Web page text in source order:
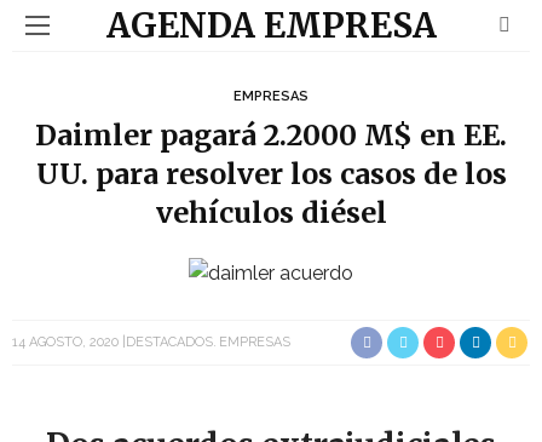
AGENDA EMPRESA
EMPRESAS
Daimler pagará 2.2000 M$ en EE.
UU. para resolver los casos de los
vehículos diésel
14 AGOSTO, 2020 DESTACADOS EMPRESAS